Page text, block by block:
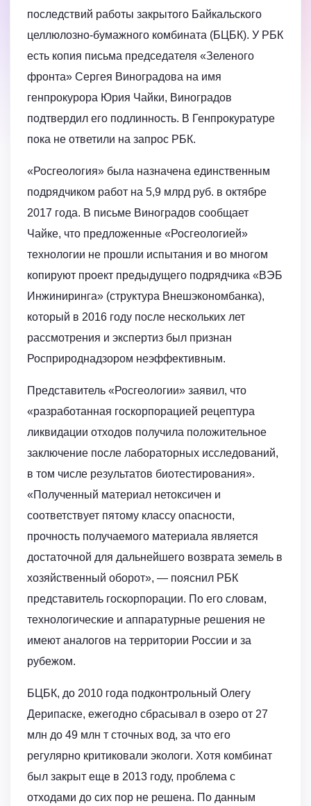
последствий работы закрытого Байкальского
целлюлозно-бумажного комбината (БЦБК). У РБК
есть копия письма председателя «Зеленого
фронта» Сергея Виноградова на имя
генпрокурора Юрия Чайки, Виноградов
подтвердил его подлинность. В Генпрокуратуре
пока не ответили на запрос РБК.
«Росгеология» была назначена единственным
подрядчиком работ на 5,9 млрд руб. в октябре
2017 года. В письме Виноградов сообщает
Чайке, что предложенные «Росгеологией»
технологии не прошли испытания и во многом
копируют проект предыдущего подрядчика «ВЭБ
Инжиниринга» (структура Внешэкономбанка),
который в 2016 году после нескольких лет
рассмотрения и экспертиз был признан
Росприроднадзором неэффективным.
Представитель «Росгеологии» заявил, что
«разработанная госкорпорацией рецептура
ликвидации отходов получила положительное
заключение после лабораторных исследований,
в том числе результатов биотестирования».
«Полученный материал нетоксичен и
соответствует пятому классу опасности,
прочность получаемого материала является
достаточной для дальнейшего возврата земель в
хозяйственный оборот», — пояснил РБК
представитель госкорпорации. По его словам,
технологические и аппаратурные решения не
имеют аналогов на территории России и за
рубежом.
БЦБК, до 2010 года подконтрольный Олегу
Дерипаске, ежегодно сбрасывал в озеро от 27
млн до 49 млн т сточных вод, за что его
регулярно критиковали экологи. Хотя комбинат
был закрыт еще в 2013 году, проблема с
отходами до сих пор не решена. По данным